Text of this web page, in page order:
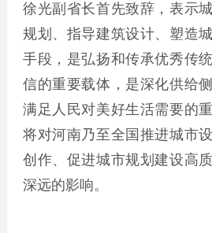
徐光副省长首先致辞，表示
规划、指导建筑设计、塑造
手段，是弘扬和传承优秀传
信的重要载体，是深化供给
满足人民对美好生活需要的
将对河南乃至全国推进城市
创作、促进城市规划建设高
深远的影响。